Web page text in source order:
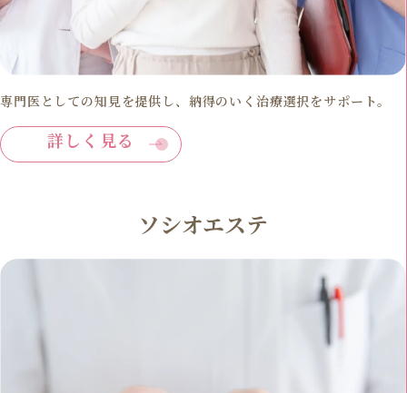
専門医としての知見を提供し、納得のいく治療選択をサポート。
詳しく見る
ソシオエステ